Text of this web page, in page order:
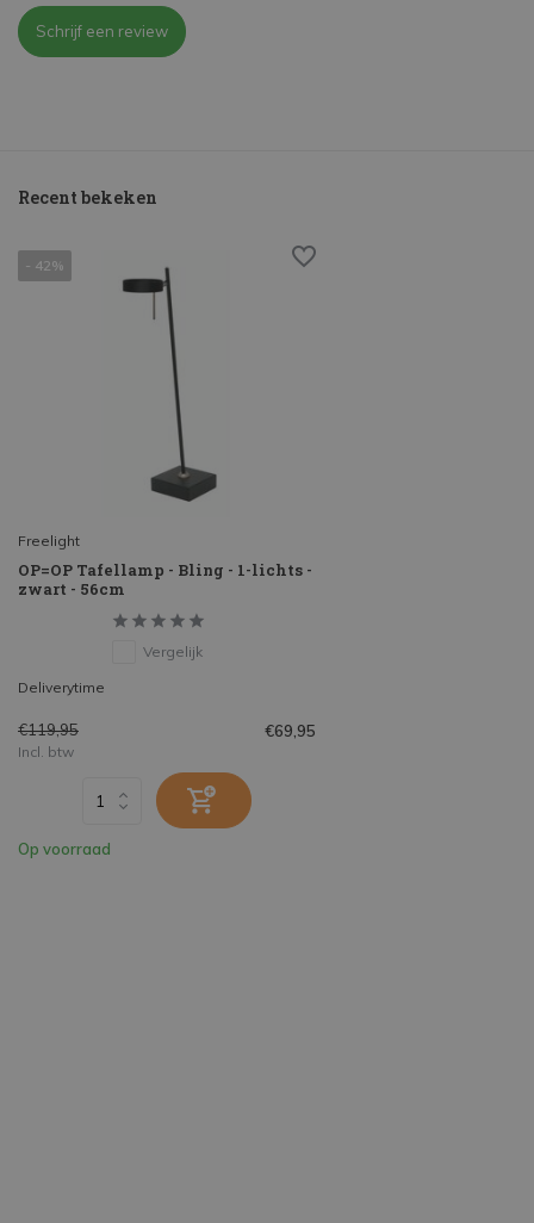
Schrijf een review
Recent bekeken
- 42%
Freelight
OP=OP Tafellamp - Bling - 1-lichts -
zwart - 56cm
Vergelijk
Deliverytime
€119,95 €69,95
Incl. btw
Op voorraad